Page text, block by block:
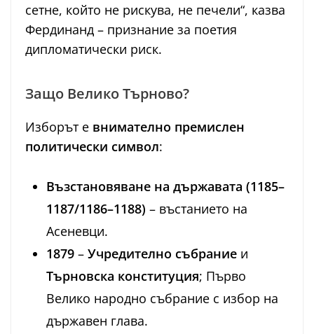
сетне, който не рискува, не печели“, казва
Фердинанд – признание за поетия
дипломатически риск.
Защо Велико Търново?
Изборът е внимателно премислен
политически символ:
Възстановяване на държавата (1185–
1187/1186–1188) – въстанието на
Асеневци.
1879 – Учредително събрание и
Търновска конституция; Първо
Велико народно събрание с избор на
държавен глава.